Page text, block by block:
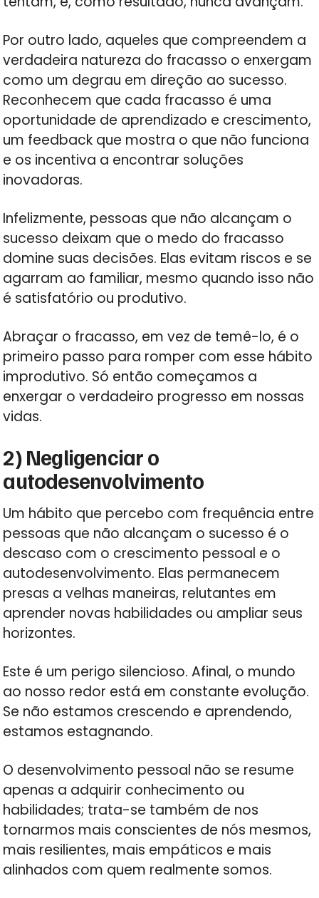
Por outro lado, aqueles que compreendem a
verdadeira natureza do fracasso o enxergam
como um degrau em direção ao sucesso.
Reconhecem que cada fracasso é uma
oportunidade de aprendizado e crescimento,
um feedback que mostra o que não funciona
e os incentiva a encontrar soluções
inovadoras.
Infelizmente, pessoas que não alcançam o
sucesso deixam que o medo do fracasso
domine suas decisões. Elas evitam riscos e se
agarram ao familiar, mesmo quando isso não
é satisfatório ou produtivo.
Abraçar o fracasso, em vez de temê-lo, é o
primeiro passo para romper com esse hábito
improdutivo. Só então começamos a
enxergar o verdadeiro progresso em nossas
vidas.
2) Negligenciar o
autodesenvolvimento
Um hábito que percebo com frequência entre
pessoas que não alcançam o sucesso é o
descaso com o crescimento pessoal e o
autodesenvolvimento. Elas permanecem
presas a velhas maneiras, relutantes em
aprender novas habilidades ou ampliar seus
horizontes.
Este é um perigo silencioso. Afinal, o mundo
ao nosso redor está em constante evolução.
Se não estamos crescendo e aprendendo,
estamos estagnando.
O desenvolvimento pessoal não se resume
apenas a adquirir conhecimento ou
habilidades; trata-se também de nos
tornarmos mais conscientes de nós mesmos,
mais resilientes, mais empáticos e mais
alinhados com quem realmente somos.